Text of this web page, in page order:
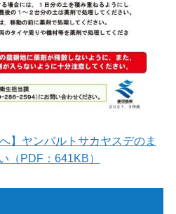
】ヤンバルトサカヤスデのま
（PDF：641KB）